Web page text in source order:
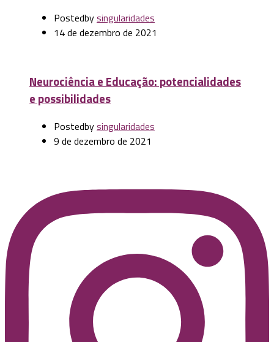
Postedbysingularidades
14 de dezembro de 2021
Neurociência e Educação: potencialidades
e possibilidades
Postedbysingularidades
9 de dezembro de 2021